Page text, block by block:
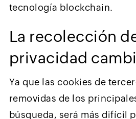
tecnología blockchain.
La recolección
privacidad
Ya que las cookies de
removidas de los
búsqueda, será más difícil